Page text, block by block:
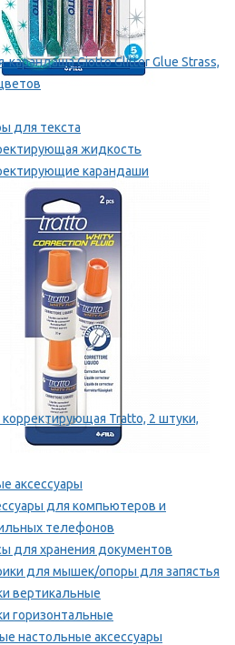
карандаша Giotto Glitter Glue Strass,
для текста
жидкость
карандаши
ленты
Tratto, 2 штуки,
аксессуары
для компьютеров и
телефонов
для хранения документов
для мышек/опоры для запястья
вертикальные
горизонтальные
настольные аксессуары